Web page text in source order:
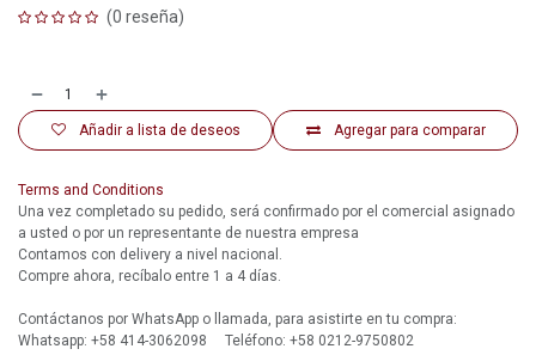
(0 reseña)
Agregar para comparar
Añadir a lista de deseos
Terms and Conditions
Una vez completado su pedido, será confirmado por el comercial asignado
a usted o por un representante de nuestra empresa
Contamos con delivery a nivel nacional.
Compre ahora, recíbalo entre 1 a 4 días.
Contáctanos por WhatsApp o llamada, para asistirte en tu compra:
Whatsapp: +58 414-3062098 Teléfono: +58 0212-9750802